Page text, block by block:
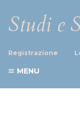
Studi e
Registrazione
MENU